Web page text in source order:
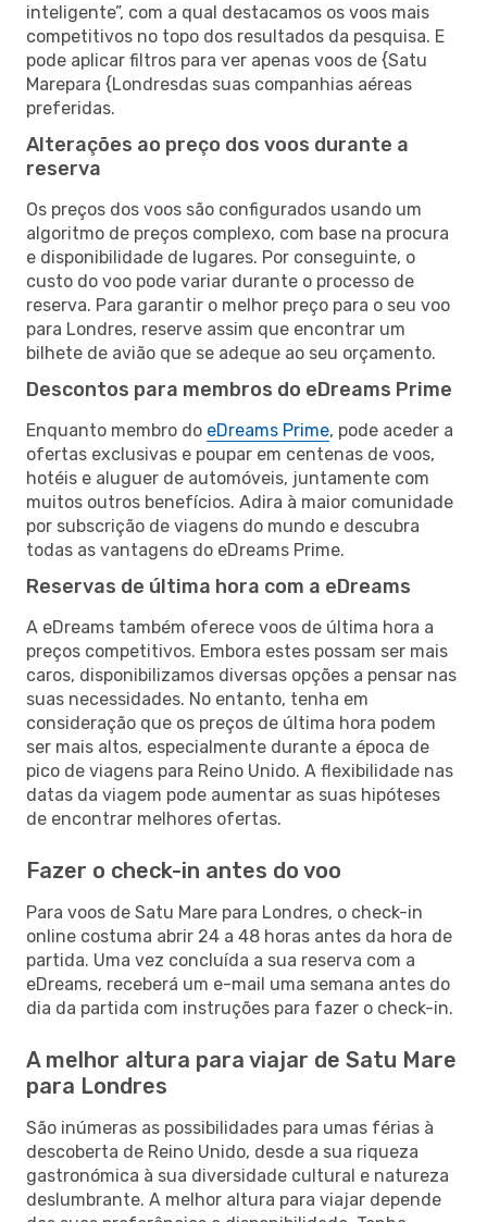
inteligente”, com a qual destacamos os voos mais
competitivos no topo dos resultados da pesquisa. E
pode aplicar filtros para ver apenas voos de {Satu
Marepara {Londresdas suas companhias aéreas
preferidas.
Alterações ao preço dos voos durante a
reserva
Os preços dos voos são configurados usando um
algoritmo de preços complexo, com base na procura
e disponibilidade de lugares. Por conseguinte, o
custo do voo pode variar durante o processo de
reserva. Para garantir o melhor preço para o seu voo
para Londres, reserve assim que encontrar um
bilhete de avião que se adeque ao seu orçamento.
Descontos para membros do eDreams Prime
Enquanto membro do eDreams Prime, pode aceder a
ofertas exclusivas e poupar em centenas de voos,
hotéis e aluguer de automóveis, juntamente com
muitos outros benefícios. Adira à maior comunidade
por subscrição de viagens do mundo e descubra
todas as vantagens do eDreams Prime.
Reservas de última hora com a eDreams
A eDreams também oferece voos de última hora a
preços competitivos. Embora estes possam ser mais
caros, disponibilizamos diversas opções a pensar nas
suas necessidades. No entanto, tenha em
consideração que os preços de última hora podem
ser mais altos, especialmente durante a época de
pico de viagens para Reino Unido. A flexibilidade nas
datas da viagem pode aumentar as suas hipóteses
de encontrar melhores ofertas.
Fazer o check-in antes do voo
Para voos de Satu Mare para Londres, o check-in
online costuma abrir 24 a 48 horas antes da hora de
partida. Uma vez concluída a sua reserva com a
eDreams, receberá um e-mail uma semana antes do
dia da partida com instruções para fazer o check-in.
A melhor altura para viajar de Satu Mare
para Londres
São inúmeras as possibilidades para umas férias à
descoberta de Reino Unido, desde a sua riqueza
gastronómica à sua diversidade cultural e natureza
deslumbrante. A melhor altura para viajar depende